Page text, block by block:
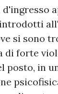
si sono
di forte
posto, in